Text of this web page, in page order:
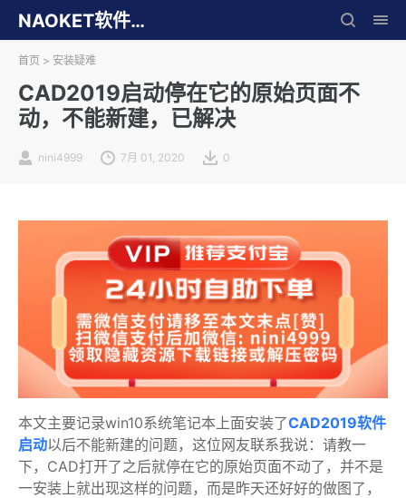
NAOKET软件库
首页 > 安装疑难
CAD2019启动停在它的原始页面不
动，不能新建，已解决
nini4999 7月 01, 2020 0
本文主要记录win10系统笔记本上面安装了CAD2019软件
启动以后不能新建的问题，这位网友联系我说：请教一
下，CAD打开了之后就停在它的原始页面不动了，并不是
一安装上就出现这样的问题，而是昨天还好好的做图了，